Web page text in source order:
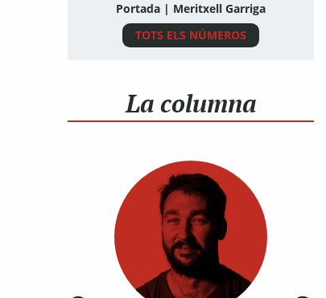
Portada | Meritxell Garriga
TOTS ELS NÚMEROS
La columna